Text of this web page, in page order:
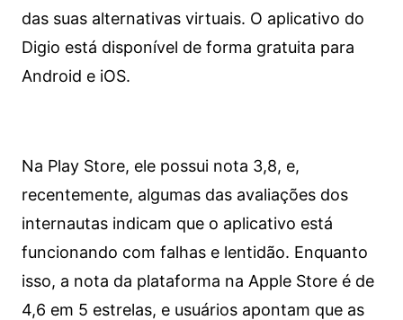
das suas alternativas virtuais. O aplicativo do
Digio está disponível de forma gratuita para
Android e iOS.
Na Play Store, ele possui nota 3,8, e,
recentemente, algumas das avaliações dos
internautas indicam que o aplicativo está
funcionando com falhas e lentidão. Enquanto
isso, a nota da plataforma na Apple Store é de
4,6 em 5 estrelas, e usuários apontam que as